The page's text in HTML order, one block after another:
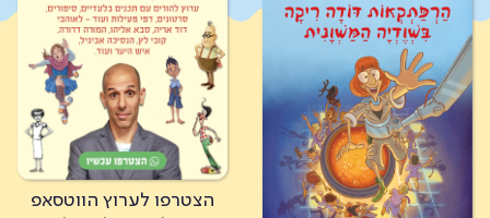
כל הספרים
מופע הרפתקאות ינץ לוי
בואו להכיר
רוצים לפגוש את ינץ לוי?
מה קורה?
הצטרפו לערוץ הווטסאפ